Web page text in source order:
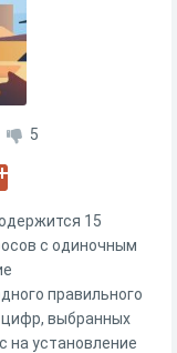
5
15
с одиночным
правильного
цифр, выбранных
на установление